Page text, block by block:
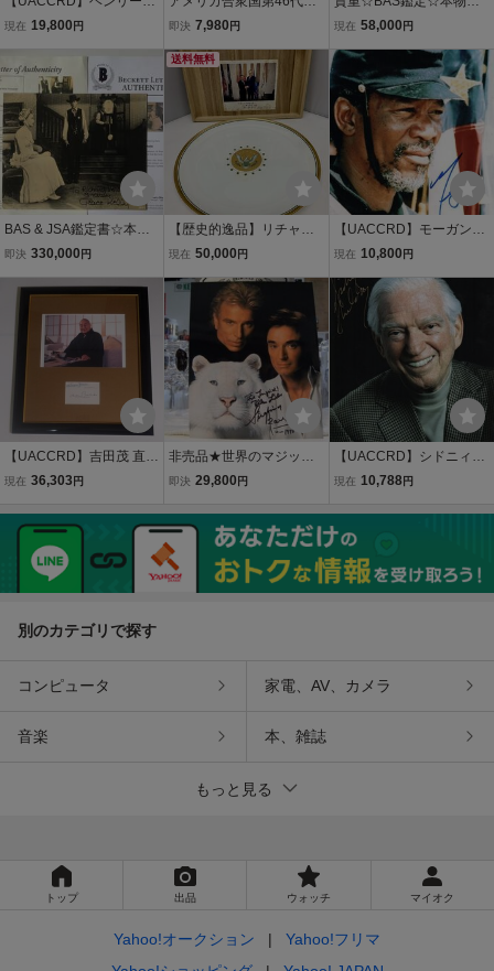
ッシンジャー直筆サイン■
年ノーベル平和賞受賞者●
現在 19,800 円
統領【ジョー・バイデン/J
プリント本物USA1ドル札
フレーム証明書付/BW/1
即決 7,980 円
イングリッド・バーグマ
現在 58,000 円
BAS & JSA鑑定書☆本物
☆ グレース・ケリー 直筆
即決 330,000 円
送料無料
【歴史的逸品】リチャー
ド・ニクソン大統領図書
ehm製 米大統領4名サイ
ン ＆ ニクソン直筆サイン
入り記念写真付
現在 50,000 円
【UACCRD】モーガンフ
リーマン直筆サイン■グロ
現在 10,800 円
【UACCRD】吉田茂 直筆
サイン■日本国元内閣総理
現在 36,303 円
非売品★世界のマジック
★アメリカ ラスベガス 手
Roy ジークフリート＆ロ
イ 直筆サイン★ホワイト
タイガー
即決 29,800 円
【UACCRD】シドニィシ
ェルダン直筆サイン■小説
別の顔●
現在 10,788円
別のカテゴリで探す
コンピュータ 家電、AV、カメラ
音楽 本、雑誌
もっと見る
トップ 出品 ウォッチ マイオク
Yahoo!オークション
Yahoo!フリマ